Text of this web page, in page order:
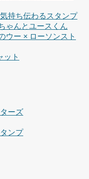
持ち伝わるスタンプ
ゃんとユースくん
ウー × ローソンスト
ット
ーズ
ンプ